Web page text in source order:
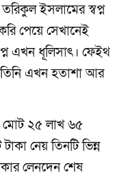
ইসলামের স্বপ্ন
পেয়ে সেখানেই
এখন ধূলিসাৎ। ফেইথ
এখন হতাশা আর
২৫ লাখ ৬৫
নেয় তিনটি ভিন্ন
লেনদেন শেষ